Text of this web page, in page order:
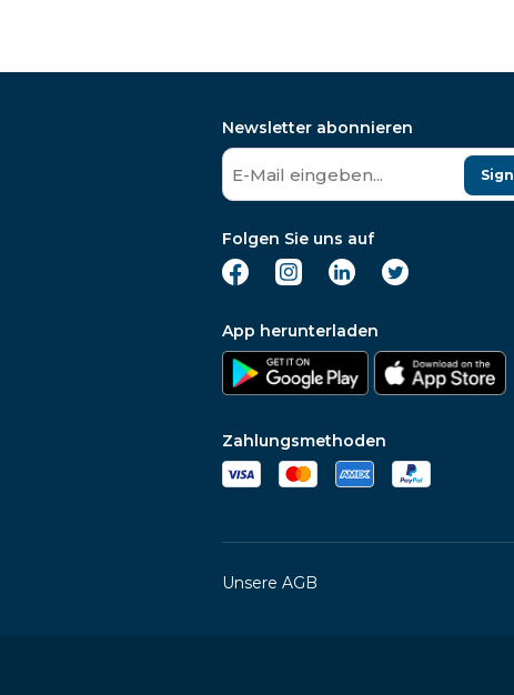
Newsletter abonnieren
Folgen Sie uns auf
App herunterladen
Zahlungsmethoden
Unsere AGB